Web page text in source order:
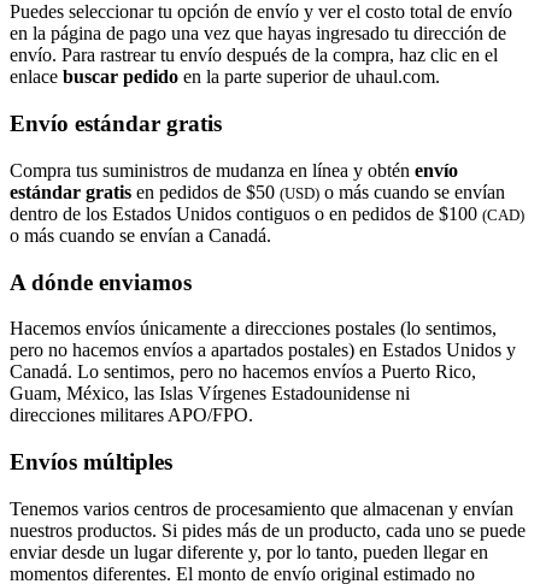
Puedes seleccionar tu opción de envío y ver el costo total de envío
en la página de pago una vez que hayas ingresado tu dirección de
envío. Para rastrear tu envío después de la compra, haz clic en el
enlace buscar pedido​​​​​​​ en la parte superior de uhaul.com.
Envío estándar gratis
Compra tus suministros de mudanza en línea y obtén envío
estándar gratis en pedidos de $50 (USD) o más cuando se envían
dentro de los Estados Unidos contiguos o en pedidos de $100 (CAD)
o más cuando se envían a Canadá.
A dónde enviamos
Hacemos envíos únicamente a direcciones postales (lo sentimos,
pero no hacemos envíos a apartados postales) en Estados Unidos y
Canadá. Lo sentimos, pero no hacemos envíos a Puerto Rico,
Guam, México, las Islas Vírgenes Estadounidense ni
direcciones militares APO/FPO.
Envíos múltiples
Tenemos varios centros de procesamiento que almacenan y envían
nuestros productos. Si pides más de un producto, cada uno se puede
enviar desde un lugar diferente y, por lo tanto, pueden llegar en
momentos diferentes. El monto de envío original estimado no